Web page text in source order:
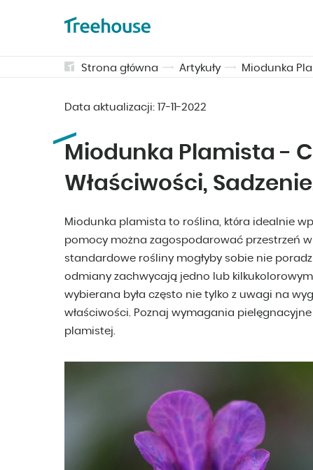
Strona główna Artykuły Miodunka
Data aktualizacji: 17-11-2022
Miodunka Plamista -
Właściwości,
Miodunka plamista to roślina, która idealnie
pomocy można zagospodarować przestrzeń
standardowe rośliny mogłyby sobie nie
odmiany zachwycają jedno lub
wybierana była często nie tylko z uwagi na
właściwości. Poznaj wymagania
plamistej.